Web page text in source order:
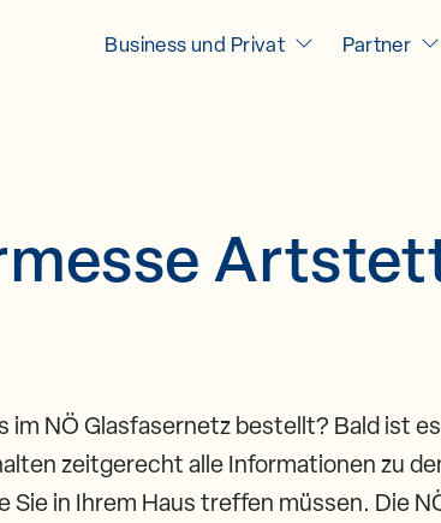
Business und Privat Partner
im NÖ Glasfasernetz bestellt? Bald ist
zeitgerecht alle Informationen zu
Sie in Ihrem Haus treffen müssen. Die